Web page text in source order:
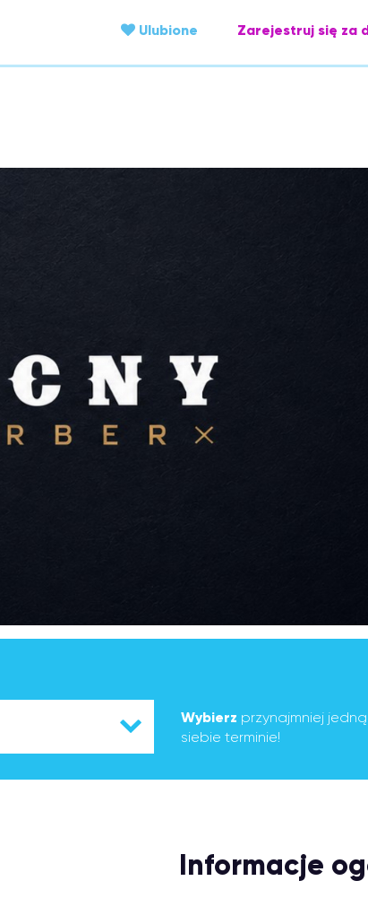
Ulubione Zarejestruj się za
Wybierz przynajmniej
siebie terminie!
Informacje